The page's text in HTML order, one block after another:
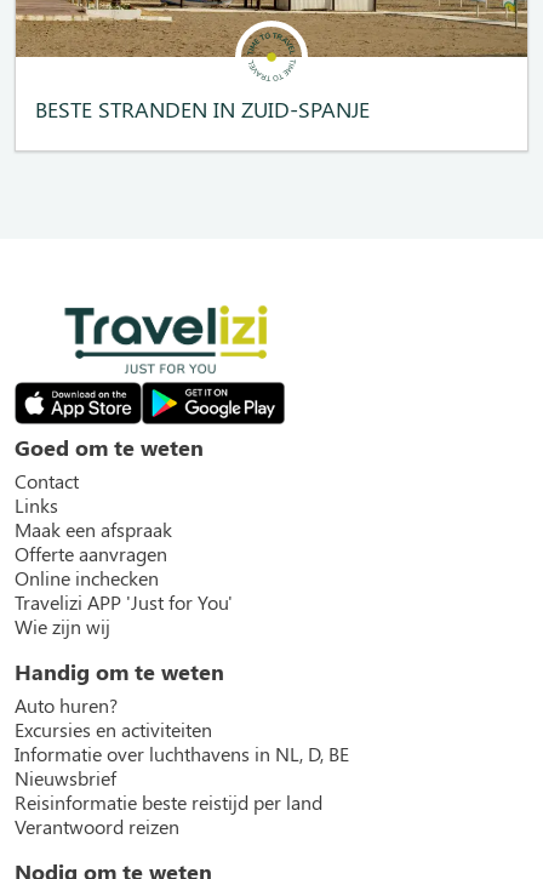
BESTE STRANDEN IN ZUID-SPANJE
Goed om te weten
Contact
Links
Maak een afspraak
Offerte aanvragen
Online inchecken
Travelizi APP 'Just for You'
Wie zijn wij
Handig om te weten
Auto huren?
Excursies en activiteiten
Informatie over luchthavens in NL, D, BE
Nieuwsbrief
Reisinformatie beste reistijd per land
Verantwoord reizen
Nodig om te weten